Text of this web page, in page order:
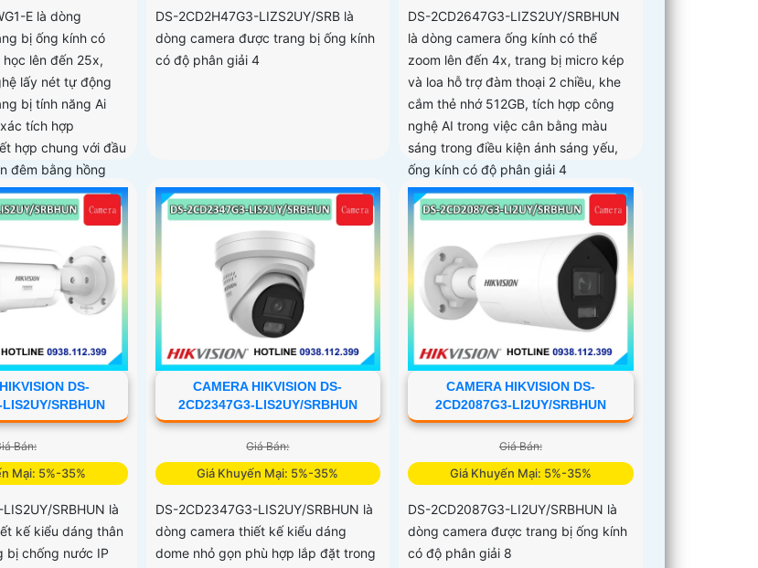
E là dòng
bị ống kính có
lên đến 25x,
lấy nét tự động
bị tính năng Ai
tích hợp
hợp chung với đầu
đêm bằng hồng
DS-2CD2H47G3-LIZS2UY/SRB là
dòng camera được trang bị ống kính
có độ phân giải 4
DS-2CD2647G3-LIZS2UY/SRBHUN
là dòng camera ống kính có thể
zoom lên đến 4x, trang bị micro kép
và loa hỗ trợ đàm thoại 2 chiều, khe
cắm thẻ nhớ 512GB, tích hợp công
nghệ AI trong việc cân bằng màu
sáng trong điều kiện ánh sáng yếu,
ống kính có độ phân giải 4
DS-
SRBHUN
Bán:
Mại: 5%-35%
SRBHUN là
kế kiểu dáng thân
bị chống nước IP
CAMERA HIKVISION DS-
2CD2347G3-LIS2UY/SRBHUN
Giá Bán:
Giá Khuyến Mại: 5%-35%
DS-2CD2347G3-LIS2UY/SRBHUN là
dòng camera thiết kế kiểu dáng
dome nhỏ gọn phù hợp lắp đặt trong
CAMERA HIKVISION DS-
2CD2087G3-LI2UY/SRBHUN
Giá Bán:
Giá Khuyến Mại: 5%-35%
DS-2CD2087G3-LI2UY/SRBHUN là
dòng camera được trang bị ống kính
có độ phân giải 8